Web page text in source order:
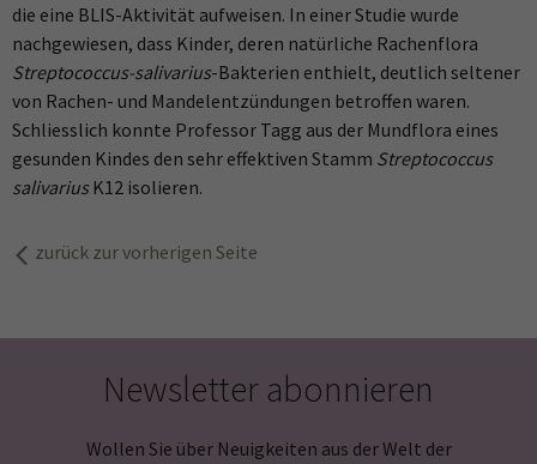
die eine BLIS-Aktivität aufweisen. In einer Studie wurde
nachgewiesen, dass Kinder, deren natürliche Rachenflora
Streptococcus-salivarius-Bakterien enthielt, deutlich seltener
von Rachen- und Mandelentzündungen betroffen waren.
Schliesslich konnte Professor Tagg aus der Mundflora eines
gesunden Kindes den sehr effektiven Stamm Streptococcus
salivarius K12 isolieren.
zurück zur vorherigen Seite
Newsletter abonnieren
Wollen Sie über Neuigkeiten aus der Welt der